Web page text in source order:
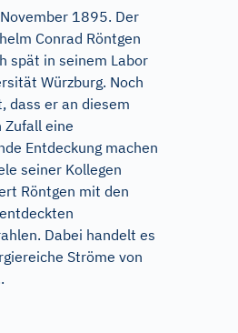
1895. Der
Conrad Röntgen
spät in seinem Labor
Würzburg. Noch
dass er an diesem
Zufall eine
Entdeckung machen
seiner Kollegen
Röntgen mit den
Dabei handelt es
Ströme von